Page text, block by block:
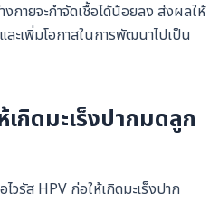
กายจะกำจัดเชื้อได้น้อยลง ส่งผลให้
ละเพิ่มโอกาสในการพัฒนาไปเป็น
เกิดมะเร็งปากมดลูก
วรัส HPV ก่อให้เกิดมะเร็งปาก